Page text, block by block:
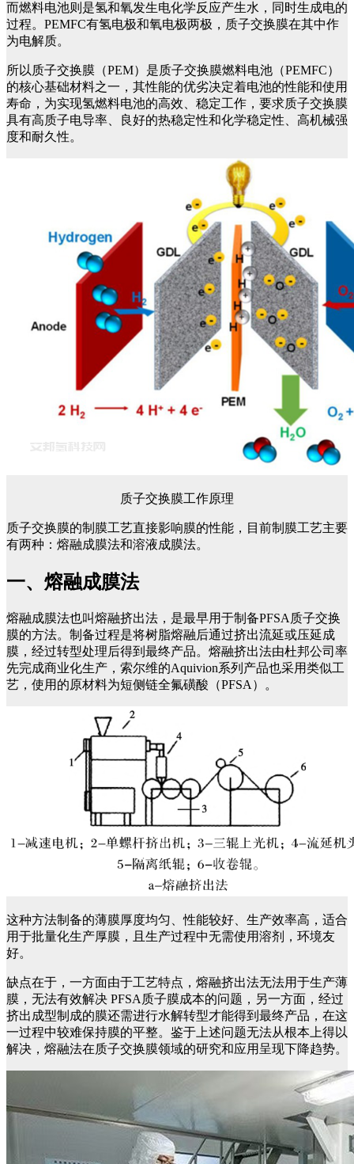
而燃料电池则是氢和氧发生电化学反应产生水，同时生成电的
过程。PEMFC有氢电极和氧电极两极，质子交换膜在其中作
为电解质。
所以质子交换膜（PEM）是质子交换膜燃料电池（PEMFC）
的核心基础材料之一，其性能的优劣决定着电池的性能和使用
寿命，为实现氢燃料电池的高效、稳定工作，要求质子交换膜
具有高质子电导率、良好的热稳定性和化学稳定性、高机械强
度和耐久性。
质子交换膜工作原理
质子交换膜的制膜工艺直接影响膜的性能，目前制膜工艺主要
有两种：熔融成膜法和溶液成膜法。
一、熔融成膜法
熔融成膜法也叫熔融挤出法，是最早用于制备PFSA质子交换
膜的方法。制备过程是将树脂熔融后通过挤出流延或压延成
膜，经过转型处理后得到最终产品。熔融挤出法由杜邦公司率
先完成商业化生产，索尔维的Aquivion系列产品也采用类似工
艺，使用的原材料为短侧链全氟磺酸（PFSA）。
这种方法制备的薄膜厚度均匀、性能较好、生产效率高，适合
用于批量化生产厚膜，且生产过程中无需使用溶剂，环境友
好。
缺点在于，一方面由于工艺特点，熔融挤出法无法用于生产薄
膜，无法有效解决 PFSA质子膜成本的问题，另一方面，经过
挤出成型制成的膜还需进行水解转型才能得到最终产品，在这
一过程中较难保持膜的平整。鉴于上述问题无法从根本上得以
解决，熔融法在质子交换膜领域的研究和应用呈现下降趋势。